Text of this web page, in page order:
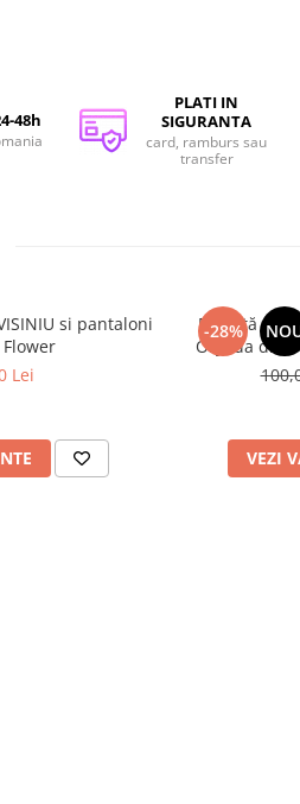
48h
PLATI IN
SIGURANTA
card, ramburs sau
transfer
si pantaloni
Lei
-28%
Rochiță
Oryeda din
VEZI